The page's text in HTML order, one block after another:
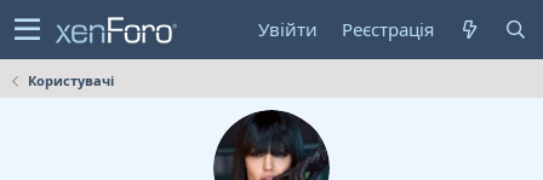
Увійти Реєстрація
Користувачі